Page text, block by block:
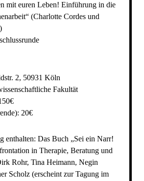
mit euren Leben! Einführung in die
(Charlotte Cordes und
2, 50931 Köln
Fakultät
20€
enthalten: Das Buch „Sei ein Narr!
in Therapie, Beratung und
Rohr, Tina Heimann, Negin
Scholz (erscheint zur Tagung im